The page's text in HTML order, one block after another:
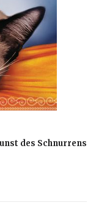
des Schnurrens